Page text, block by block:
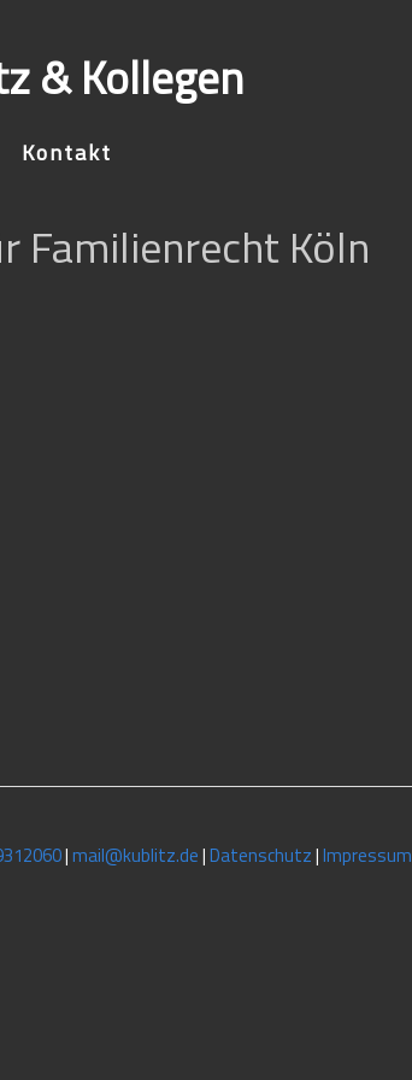
& Kollegen
Kontakt
Familienrecht Köln
|mail@kublitz.de|Datenschutz|Impressum